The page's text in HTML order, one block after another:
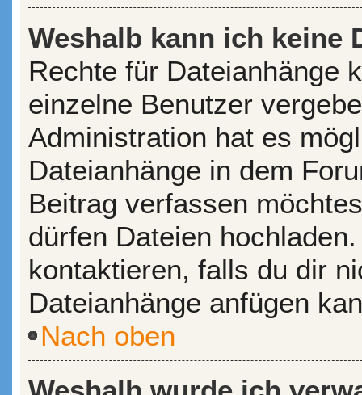
Weshalb kann ich keine
Rechte für Dateianhänge
einzelne Benutzer
Administration hat es
Dateianhänge in dem
Beitrag verfassen
dürfen Dateien
kontaktieren, falls du dir
Dateianhänge anfügen
Nach oben